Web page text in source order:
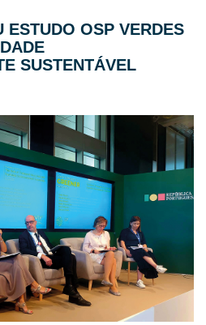
ESTUDO OSP VERDES
SUSTENTÁVEL